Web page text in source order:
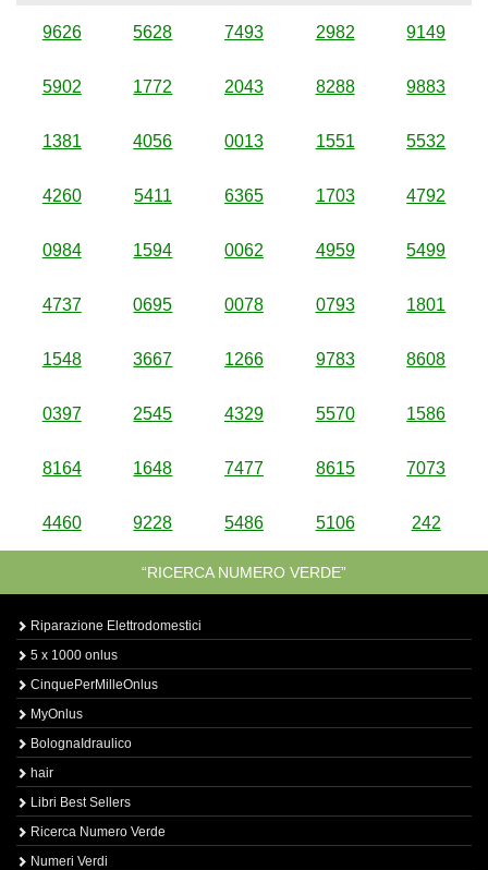
9626 5628 7493 2982 9149
5902 1772 2043 8288 9883
1381 4056 0013 1551 5532
4260 5411 6365 1703 4792
0984 1594 0062 4959 5499
4737 0695 0078 0793 1801
1548 3667 1266 9783 8608
0397 2545 4329 5570 1586
8164 1648 7477 8615 7073
4460 9228 5486 5106 242
“RICERCA NUMERO VERDE”
Riparazione Elettrodomestici
5 x 1000 onlus
CinquePerMilleOnlus
MyOnlus
BolognaIdraulico
hair
Libri Best Sellers
Ricerca Numero Verde
Numeri Verdi